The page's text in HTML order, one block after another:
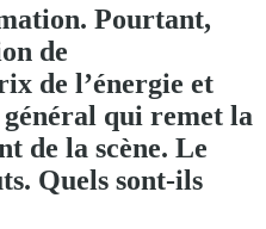
Pourtant,
de
de l’énergie et
qui remet la
de la scène. Le
Quels sont-ils